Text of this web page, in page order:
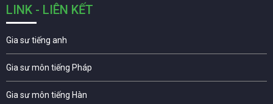
LINK - LIÊN KẾT
Gia sư tiếng anh
Gia sư môn tiếng Pháp
Gia sư môn tiếng Hàn